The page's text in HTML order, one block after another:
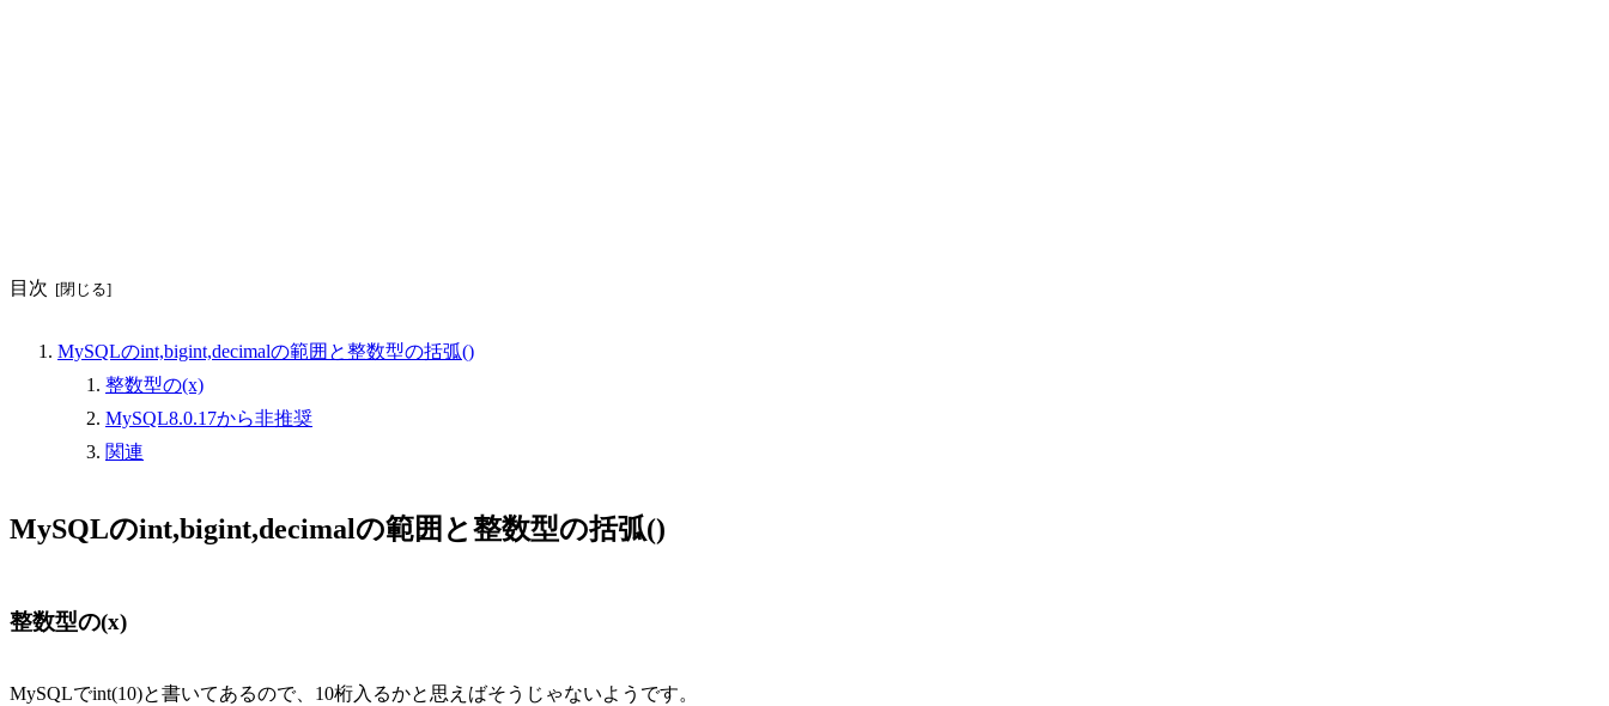
目次
MySQLのint,bigint,decimalの範囲と整数型の括弧()
整数型の(x)
MySQL8.0.17から非推奨
関連
MySQLのint,bigint,decimalの範囲と整数型の括弧()
整数型の(x)
MySQLでint(10)と書いてあるので、10桁入るかと思えばそうじゃないようです。